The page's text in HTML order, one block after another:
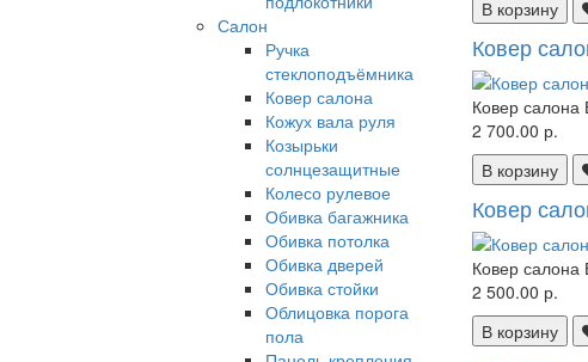
Салон
Ручка
стеклоподъёмника
Ковер салона
Кожух вала руля
Козырьки
солнцезащитные
Колесо рулевое
Обивка багажника
Обивка потолка
Обивка дверей
Обивка стойки
Облицовка порога
пола
В корзину
Ковер
Ковер
2 700.00 р.
В корзину
Ковер
Ковер
2 500.00 р.
В корзину